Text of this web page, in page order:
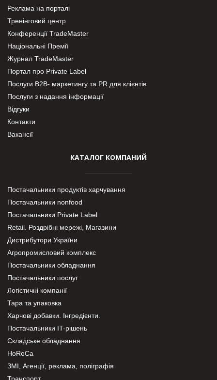
Реклама на порталі
Тренінговий центр
Конференції TradeMaster
Національні Премії
Журнал TradeMaster
Портал про Private Label
Послуги В2В- маркетингу та PR для клієнтів
Послуги з надання інформації
Відгуки
Контакти
Вакансії
КАТАЛОГ КОМПАНИЙ
Постачальники продуктів харчування
Постачальники nonfood
Постачальники Private Label
Retail. Роздрібні мережі, Магазини
Дистрибутори України
Агропромисловий комплекс
Постачальники обладнання
Постачальники послуг
Логістичні компанії
Тара та упаковка
Харчові добавки. Інгредієнти.
Постачальники IT-рішень
Складське обладнання
HoReCa
ЗМІ, Агенції, реклама, поліграфія
Транспорт